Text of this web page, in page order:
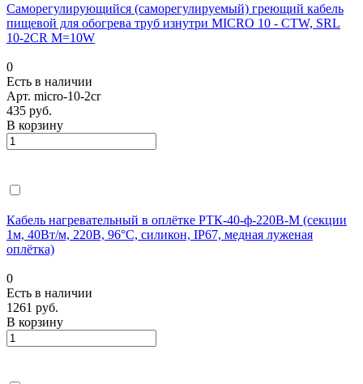
Саморегулирующийся (саморегулируемый) греющий кабель
пищевой для обогрева труб изнутри MICRO 10 - CTW, SRL
10-2CR M=10W
0
Есть в наличии
Арт. micro-10-2cr
435 руб.
В корзину
Кабель нагревательный в оплётке РТК-40-ф-220В-М (секции
1м, 40Вт/м, 220В, 96°С, силикон, IP67, медная луженая
оплётка)
0
Есть в наличии
1261 руб.
В корзину